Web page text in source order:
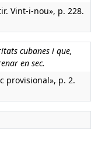
Vint-i-nou», p. 228.
cubanes i que,
en sec.
provisional», p. 2.